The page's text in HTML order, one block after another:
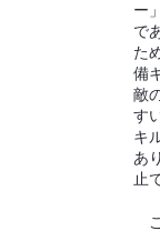
ー
で
た
備
敵
す
キ
あ
止